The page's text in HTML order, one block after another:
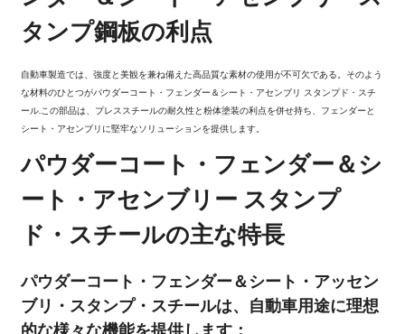
タンプ鋼板の利点
自動車製造では、強度と美観を兼ね備えた高品質な素材の使用が不可欠である。そのよう
な材料のひとつがパウダーコート・フェンダー＆シート・アセンブリ スタンプド・スチ
ール.この部品は、プレススチールの耐久性と粉体塗装の利点を併せ持ち、フェンダーと
シート・アセンブリに堅牢なソリューションを提供します。
パウダーコート・フェンダー＆シ
ート・アセンブリー スタンプ
ド・スチールの主な特長
パウダーコート・フェンダー＆シート・アッセン
ブリ・スタンプ・スチールは、自動車用途に理想